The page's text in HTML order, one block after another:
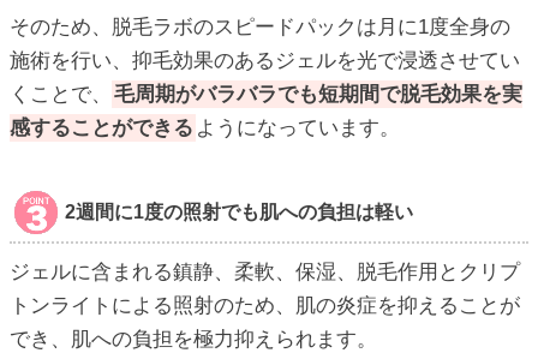
そのため、脱毛ラボのスピードパックは月に1度全身の
施術を行い、抑毛効果のあるジェルを光で浸透させてい
くことで、
毛周期がバラバラでも短期間で脱毛効果を実
感することができる ようになっています。
2週間に1度の照射でも肌への負担は軽い
ジェルに含まれる鎮静、柔軟、保湿、脱毛作用とクリプ
トンライトによる照射のため、肌の炎症を抑えることが
でき、肌への負担を極力抑えられます。